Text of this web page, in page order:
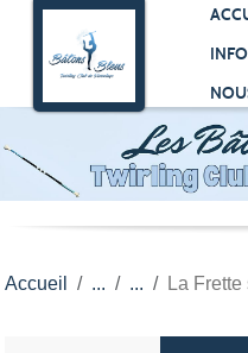
Accueil La
Panneau de gestion des